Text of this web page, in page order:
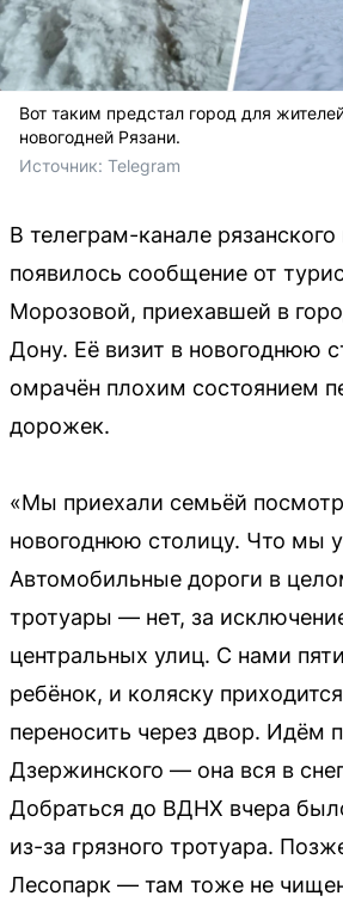
Вот таким предстал город для
новогодней Рязани.
Источник: Telegram
В телеграм-канале рязанского
появилось сообщение от
Морозовой, приехавшей в
Дону. Её визит в новогоднюю
омрачён плохим состоянием
дорожек.
«Мы приехали семьёй
новогоднюю столицу. Что мы
Автомобильные дороги в
тротуары — нет, за
центральных улиц. С нами
ребёнок, и коляску
переносить через двор. Идём
Дзержинского — она вся в
Добраться до ВДНХ вчера
из-за грязного тротуара.
Лесопарк — там тоже не